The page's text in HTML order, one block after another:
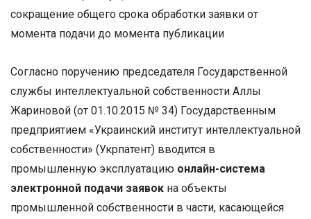
сокращение общего срока обработки заявки от
момента подачи до момента публикации
Согласно поручению председателя Государственной
службы интеллектуальной собственности Аллы
Жариновой (от 01.10.2015 № 34) Государственным
предприятием «Украинский институт интеллектуальной
собственности» (Укрпатент) вводится в
промышленную эксплуатацию онлайн-система
электронной подачи заявок на объекты
промышленной собственности в части, касающейся